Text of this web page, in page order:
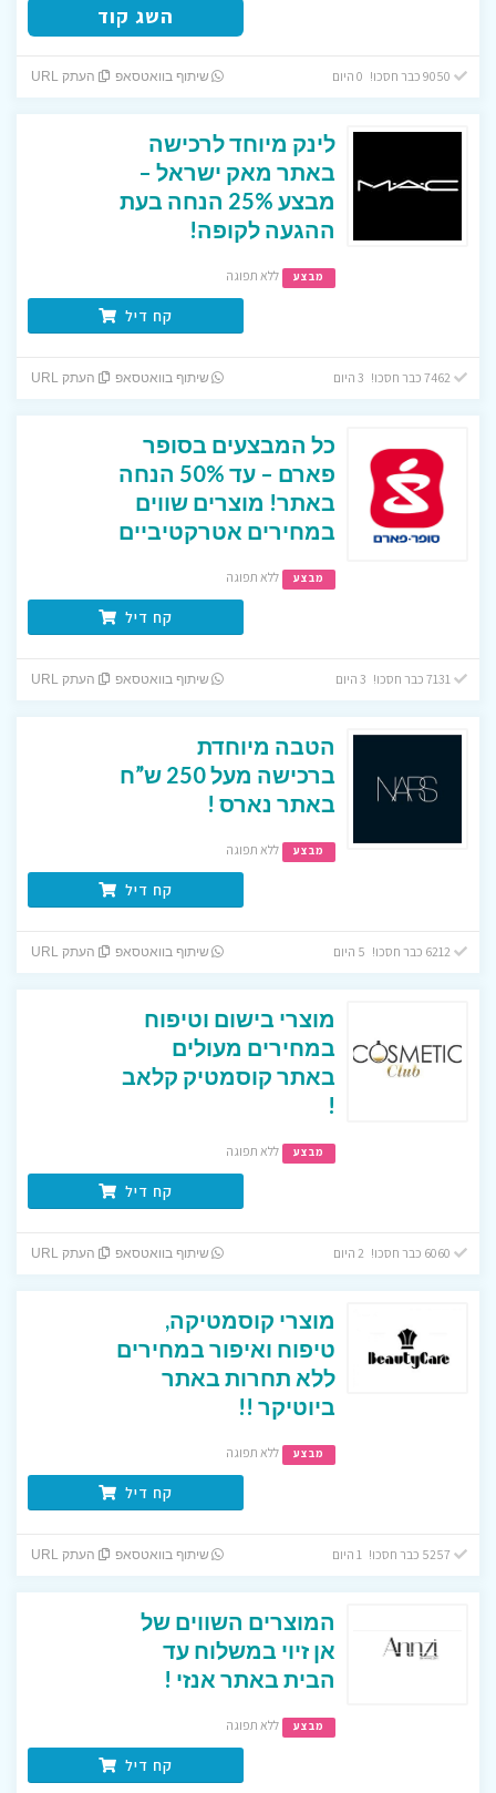
השג קוד
שיתוף בוואטסאפ העתק URL
לינק מיוחד לרכישה
באתר מאק ישראל –
מבצע 25% הנחה בעת
ההגעה לקופה!
מבצע ללא תפוגה
קח דיל
שיתוף בוואטסאפ העתק URL
כל המבצעים בסופר
פארם – עד 50% הנחה
באתר! מוצרים שווים
במחירים אטרקטיביים
מבצע ללא תפוגה
קח דיל
שיתוף בוואטסאפ העתק URL
הטבה מיוחדת
ברכישה מעל 250 ש”ח
באתר נארס !
מבצע ללא תפוגה
קח דיל
שיתוף בוואטסאפ העתק URL
מוצרי בישום וטיפוח
במחירים מעולים
באתר קוסמטיק קלאב
!
מבצע ללא תפוגה
קח דיל
שיתוף בוואטסאפ העתק URL
מוצרי קוסמטיקה,
טיפוח ואיפור במחירים
ללא תחרות באתר
ביוטיקר !!
מבצע ללא תפוגה
קח דיל
שיתוף בוואטסאפ העתק URL
המוצרים השווים של
אן זיוי במשלוח עד
הבית באתר אנזי !
מבצע ללא תפוגה
קח דיל